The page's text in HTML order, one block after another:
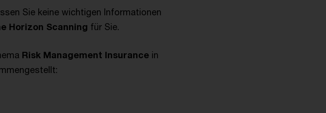
Sie keine wichtigen Informationen
Horizon Scanning für Sie.
Risk Management Insurance in